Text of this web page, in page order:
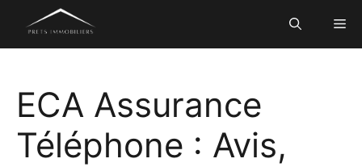
contenu
ECA Assurance
Téléphone : Avis,